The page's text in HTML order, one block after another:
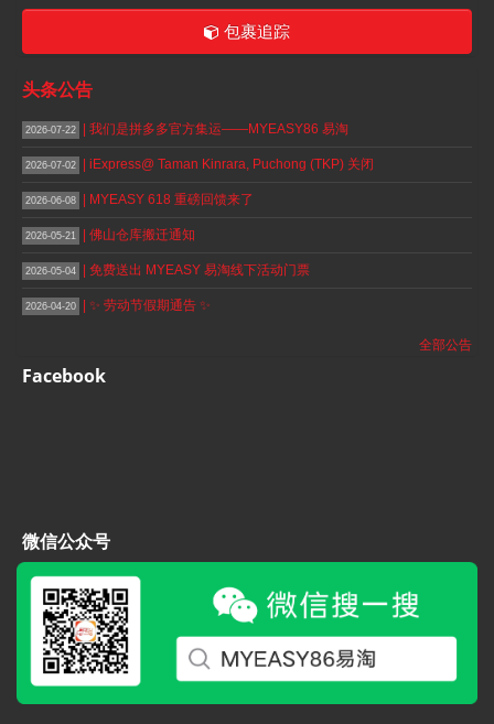
包裹追踪
头条公告
2026-07-22 | 我们是拼多多官方集运——MYEASY86 易淘
2026-07-02 | iExpress@ Taman Kinrara, Puchong (TKP) 关闭
2026-06-08 | MYEASY 618 重磅回馈来了
2026-05-21 | 佛山仓库搬迁通知
2026-05-04 | 免费送出 MYEASY 易淘线下活动门票
2026-04-20 | ✨ 劳动节假期通告 ✨
全部公告
Facebook
微信公众号